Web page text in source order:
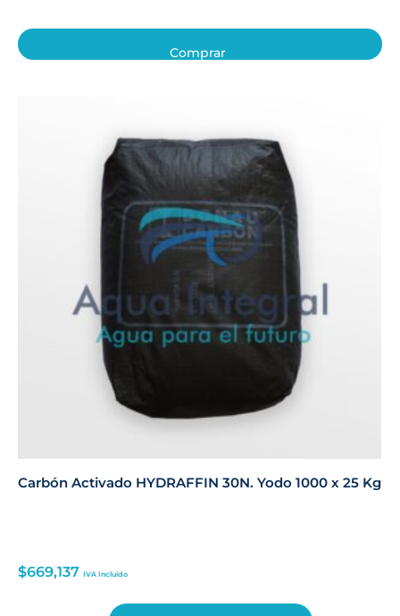
Comprar
Carbón Activado HYDRAFFIN 30N. Yodo 1000 x 25 Kg
$669,137 IVA Incluido